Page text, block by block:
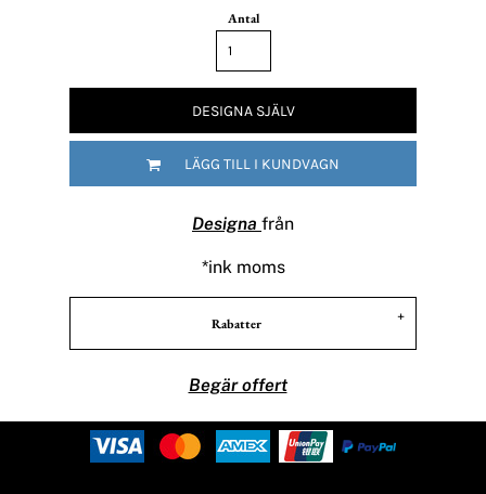
Antal
DESIGNA SJÄLV
LÄGG TILL I KUNDVAGN
Designa från
*ink moms
Rabatter
Begär offert